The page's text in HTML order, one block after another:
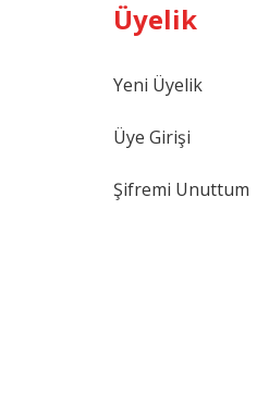
Üyelik
Yeni Üyelik
Üye Girişi
Şifremi Unuttum